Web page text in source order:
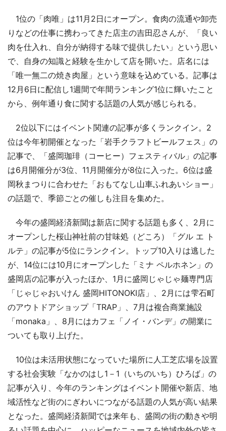
1位の「肉唯」は11月2日にオープン。食肉の流通や卸売
りなどの仕事に携わってきた店主の吉田忍さんが、「良い
肉を仕入れ、自分が納得する味で提供したい」という思い
で、自身の知識と経験を生かして店を開いた。店名には
「唯一無二の焼き肉屋」という意味を込めている。記事は
12月6日に配信し1週間で年間ランキング1位に輝いたこと
から、例年通り食に関する話題の人気が感じられる。
2位以下にはイベント関連の記事が多くランクイン。2
位は今年初開催となった「岩手クラフトビールフェス」の
記事で、「盛岡珈琲（コーヒー）フェスティバル」の記事
は6月開催分が3位、11月開催分が8位に入った。6位は盛
岡秋まつりに合わせた「おもてなし山車ふれあいショー」
の話題で、季節ごとの催しも注目を集めた。
今年の盛岡経済新聞は新店に関する話題も多く、2月に
オープンした桜山神社前の甘味処（どころ）「グル エ ト
ルテ」の記事が5位にランクイン。トップ10入りは逃した
が、14位には10月にオープンした「ミナ ペルホネン」の
盛岡店の記事が入ったほか、1月に盛岡じゃじゃ麺専門店
「じゃじゃおいけん 盛岡HITONOKI店」、2月には雫石町
のアウトドアショップ「TRAP」、7月は複合商業施設
「monaka」、8月にはカフェ「ノイ・バンデ」の開業に
ついても取り上げた。
10位は未活用状態になっていた場所に人工芝広場を設置
する社会実験「なかのはし1－1（いちのいち）ひろば」の
記事が入り、今年のランキングはイベント開催や新店、地
域活性など街のにぎわいにつながる話題の人気が高い結果
となった。盛岡経済新聞では来年も、盛岡の街の動きや明